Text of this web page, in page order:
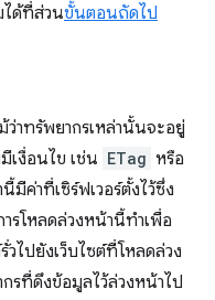
ได้ที่ส่วนขั้นตอนถัดไป
าทรัพยากรเหล่านั้นจะอยู่
งื่อนไข เช่น ETag หรือ
มีค่าที่เซิร์ฟเวอร์ตั้งไว้ซึ่ง
รโหลดล่วงหน้านี้ทำเพื่อ
ไปยังเว็บไซต์ที่โหลดล่วง
รที่ดึงข้อมูลไว้ล่วงหน้าไป